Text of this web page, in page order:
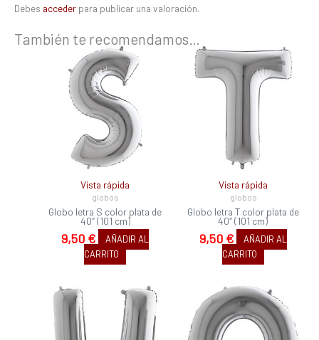
Debes acceder para publicar una valoración.
También te recomendamos…
Vista rápida
globos
Globo letra S color plata de
40″ (101 cm)
9,50 €
AÑADIR AL
CARRITO
Vista rápida
globos
Globo letra T color plata de
40″ (101 cm)
9,50 €
AÑADIR AL
CARRITO